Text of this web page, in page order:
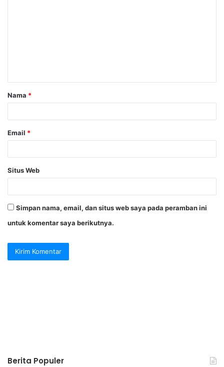
a
r
Nama *
Email *
Situs Web
Simpan nama, email, dan situs web saya pada peramban ini
untuk komentar saya berikutnya.
Berita Populer